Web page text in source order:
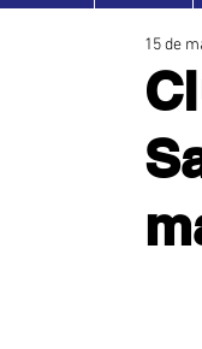
15 de